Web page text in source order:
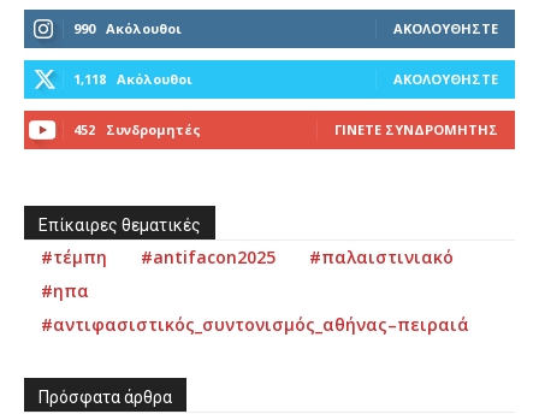
990 Ακόλουθοι ΑΚΟΛΟΥΘΉΣΤΕ
1,118 Ακόλουθοι ΑΚΟΛΟΥΘΉΣΤΕ
452 Συνδρομητές ΓΊΝΕΤΕ ΣΥΝΔΡΟΜΗΤΉΣ
Επίκαιρες θεματικές
#τέμπη #antifacon2025
#παλαιστινιακό
#ηπα
#αντιφασιστικός_συντονισμός_αθήνας–πειραιά
Πρόσφατα άρθρα